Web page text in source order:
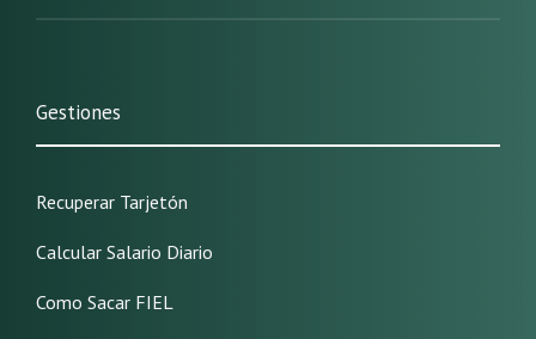
Gestiones
Recuperar Tarjetón
Calcular Salario Diario
Como Sacar FIEL